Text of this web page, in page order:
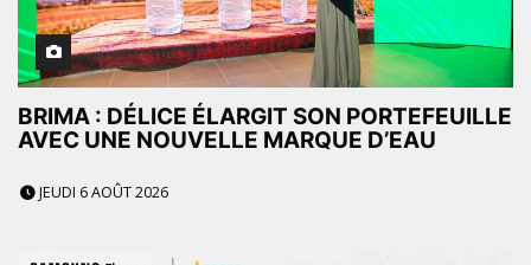
BRIMA : DÉLICE ÉLARGIT SON PORTEFEUILLE
AVEC UNE NOUVELLE MARQUE D’EAU
JEUDI 6 AOÛT 2026